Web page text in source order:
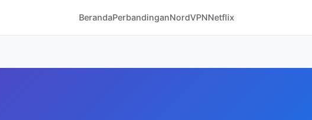
BerandaPerbandinganNordVPNNetflix